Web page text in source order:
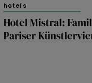
hotels
Hotel Mistral:
Pariser